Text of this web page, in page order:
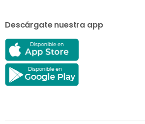
Descárgate nuestra app